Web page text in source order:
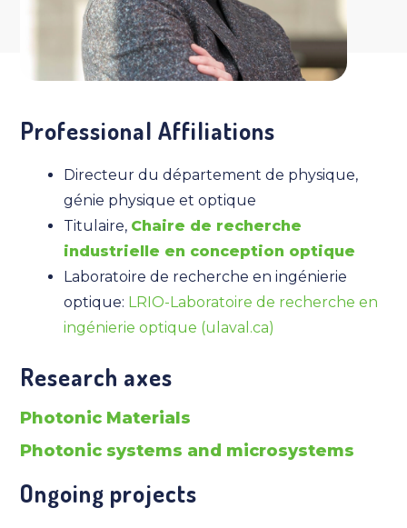
Professional Affiliations
Directeur du département de physique,
génie physique et optique
Titulaire, Chaire de recherche
industrielle en conception optique
Laboratoire de recherche en ingénierie
optique: LRIO-Laboratoire de recherche en
ingénierie optique (ulaval.ca)
Research axes
Photonic Materials
Photonic systems and microsystems
Ongoing projects